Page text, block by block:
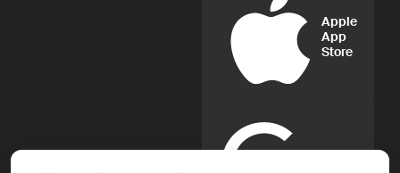
Apple
App
Store
Google